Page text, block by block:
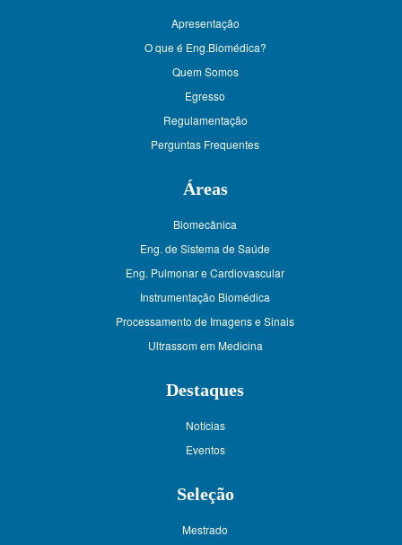
Apresentação
O que é Eng.Biomédica?
Quem Somos
Egresso
Regulamentação
Perguntas Frequentes
Áreas
Biomecânica
Eng. de Sistema de Saúde
Eng. Pulmonar e Cardiovascular
Instrumentação Biomédica
Processamento de Imagens e Sinais
Ultrassom em Medicina
Destaques
Notícias
Eventos
Seleção
Mestrado